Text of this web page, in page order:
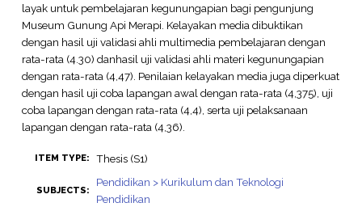
layak untuk pembelajaran kegunungapian bagi pengunjung
Museum Gunung Api Merapi. Kelayakan media dibuktikan
dengan hasil uji validasi ahli multimedia pembelajaran dengan
rata-rata (4.30) danhasil uji validasi ahli materi kegunungapian
dengan rata-rata (4,47). Penilaian kelayakan media juga diperkuat
dengan hasil uji coba lapangan awal dengan rata-rata (4,375), uji
coba lapangan dengan rata-rata (4,4), serta uji pelaksanaan
lapangan dengan rata-rata (4,36).
ITEM TYPE: Thesis (S1)
SUBJECTS:
Pendidikan > Kurikulum dan Teknologi
Pendidikan